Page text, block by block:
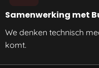
Samenwerking met
We denken technisch
komt.